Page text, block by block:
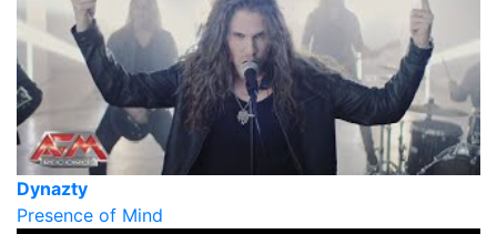
Dynazty
Presence of Mind